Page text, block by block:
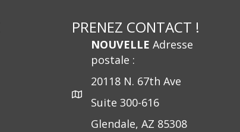
PRENEZ CONTACT !
NOUVELLE Adresse
postale :
20118 N. 67th Ave
Suite 300-616
Glendale, AZ 85308